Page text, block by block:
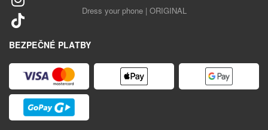
Dress your phone | ORIGINAL
BEZPEČNÉ PLATBY